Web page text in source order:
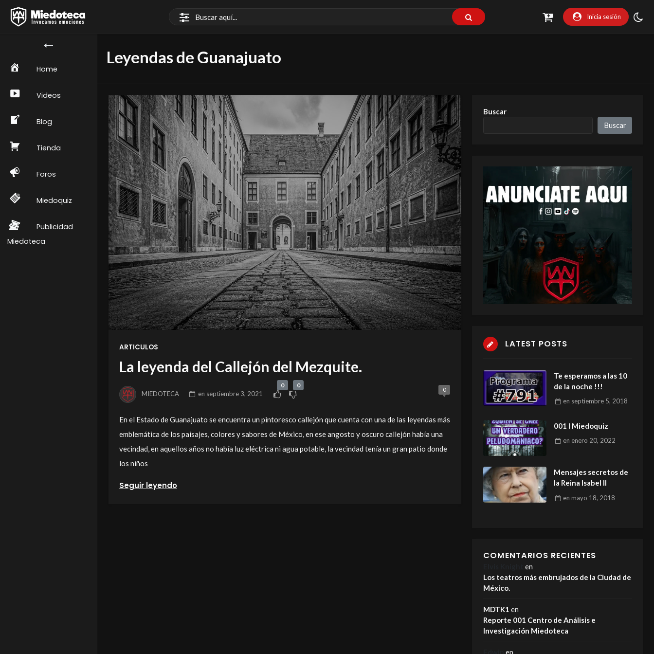
Inicia sesión
Home
Videos
Blog
Tienda
Foros
Miedoquiz
Publicidad
Miedoteca
Leyendas de Guanajuato
ARTICULOS
La leyenda del Callejón del Mezquite.
MIEDOTECA en septiembre 3, 2021
0 0
0
En el Estado de Guanajuato se encuentra un pintoresco callejón que cuenta con una de las leyendas más
emblemática de los paisajes, colores y sabores de México, en ese angosto y oscuro callejón había una
vecindad, en aquellos años no había luz eléctrica ni agua potable, la vecindad tenía un gran patio donde
los niños
Seguir leyendo
Buscar
Buscar
LATEST POSTS
Te esperamos a las 10
de la noche !!!
en septiembre 5, 2018
001 I Miedoquiz
en enero 20, 2022
Mensajes secretos de
la Reina Isabel II
enmayo 18, 2018
COMENTARIOS RECIENTES
en
Los teatros más embrujados de la Ciudad de
México.
MDTK1 en
Reporte 001 Centro de Análisis e
Investigación Miedoteca
en